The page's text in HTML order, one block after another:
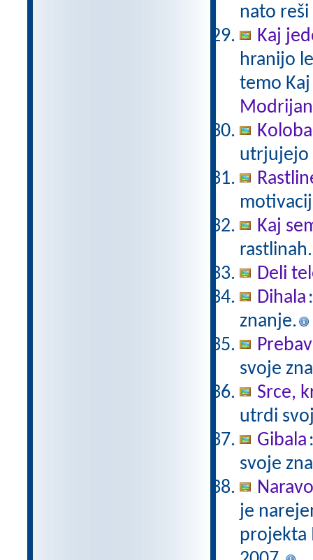
nato
Kaj
hranijo
temo
Modrijan
utrjujejo
Kaj
Deli
Dihala
znanje.
svoje
Srce,
utrdi
Gibala
svoje
je
projekta